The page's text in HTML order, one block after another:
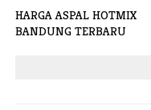
HARGA ASPAL HOTMIX
BANDUNG TERBARU